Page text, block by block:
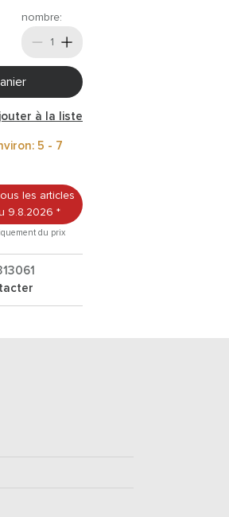
nombre:
à la liste
5 - 7
les articles
9.8.2026 *
du prix